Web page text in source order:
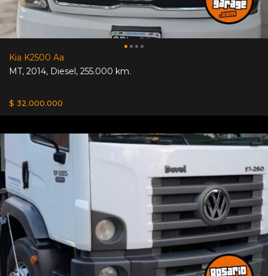
Kia K2500 Aa
MT, 2014, Diesel, 255.000 km.
$ 32.000.000